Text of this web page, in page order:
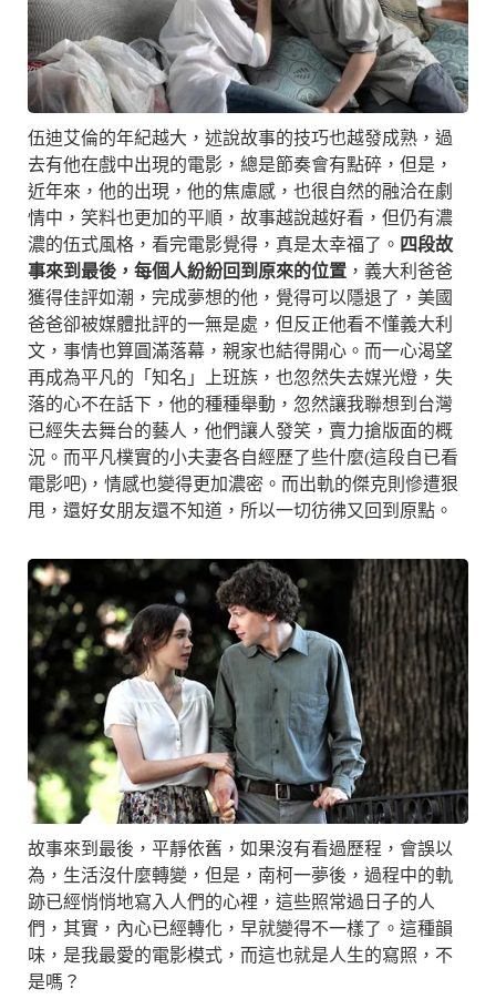
伍迪艾倫的年紀越大，述說故事的技巧也越發成熟，過
去有他在戲中出現的電影，總是節奏會有點碎，但是，
近年來，他的出現，他的焦慮感，也很自然的融洽在劇
情中，笑料也更加的平順，故事越說越好看，但仍有濃
濃的伍式風格，看完電影覺得，真是太幸福了。 四段故
事來到最後，每個人紛紛回到原來的位置 ，義大利爸爸
獲得佳評如潮，完成夢想的他，覺得可以隱退了，美國
爸爸卻被媒體批評的一無是處，但反正他看不懂義大利
文，事情也算圓滿落幕，親家也結得開心。而一心渴望
再成為平凡的「知名」上班族，也忽然失去媒光燈，失
落的心不在話下，他的種種舉動，忽然讓我聯想到台灣
已經失去舞台的藝人，他們讓人發笑，賣力搶版面的概
況。而平凡樸實的小夫妻各自經歷了些什麼(這段自已看
電影吧)，情感也變得更加濃密。而出軌的傑克則慘遭狠
甩，還好女朋友還不知道，所以一切彷彿又回到原點。
故事來到最後，平靜依舊，如果沒有看過歷程，會誤以
為，生活沒什麼轉變，但是，南柯一夢後，過程中的軌
跡已經悄悄地寫入人們的心裡，這些照常過日子的人
們，其實，內心已經轉化，早就變得不一樣了。這種韻
味，是我最愛的電影模式，而這也就是人生的寫照，不
是嗎？